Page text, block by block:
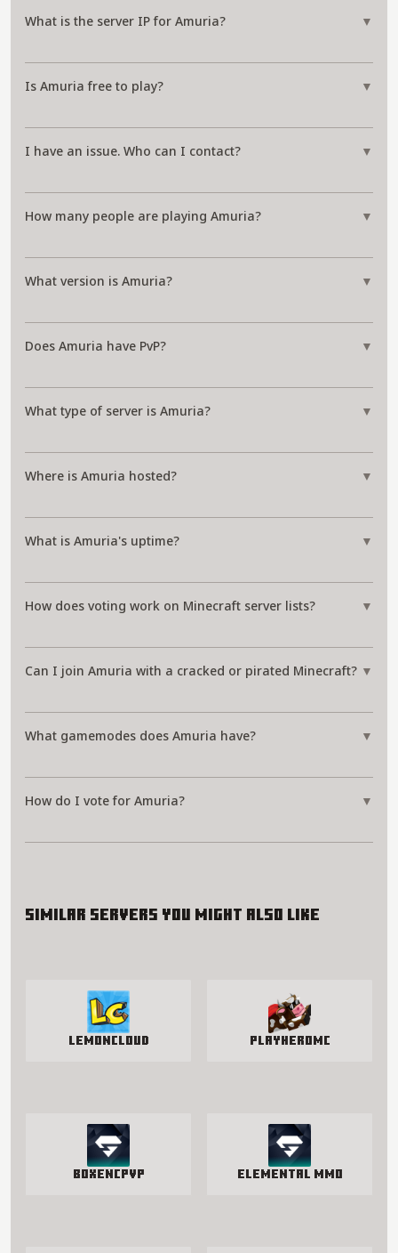
What is the server IP for Amuria? ▼
Is Amuria free to play? ▼
I have an issue. Who can I contact? ▼
How many people are playing Amuria? ▼
What version is Amuria? ▼
Does Amuria have PvP? ▼
What type of server is Amuria? ▼
Where is Amuria hosted? ▼
What is Amuria's uptime? ▼
How does voting work on Minecraft server lists? ▼
Can I join Amuria with a cracked or pirated Minecraft? ▼
What gamemodes does Amuria have? ▼
How do I vote for Amuria? ▼
Similar servers you might also like
LemonCloud PlayHeroMC
BoxenCPvP Elemental MMO